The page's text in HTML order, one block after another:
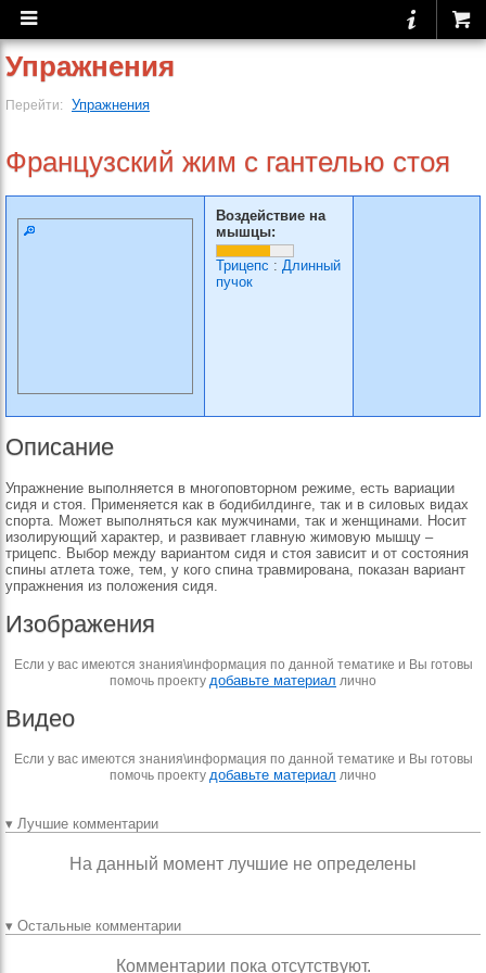
Упражнения
Перейти: Упражнения
Французский жим с гантелью стоя
Воздействие на
мышцы:
Трицепс : Длинный
пучок
Описание
Упражнение выполняется в многоповторном режиме, есть вариации
сидя и стоя. Применяется как в бодибилдинге, так и в силовых видах
спорта. Может выполняться как мужчинами, так и женщинами. Носит
изолирующий характер, и развивает главную жимовую мышцу –
трицепс. Выбор между вариантом сидя и стоя зависит и от состояния
спины атлета тоже, тем, у кого спина травмирована, показан вариант
упражнения из положения сидя.
Изображения
Если у вас имеются знания\информация по данной тематике и Вы готовы
помочь проекту добавьте материал лично
Видео
Если у вас имеются знания\информация по данной тематике и Вы готовы
помочь проекту добавьте материал лично
▾ Лучшие комментарии
На данный момент лучшие не определены
▾ Остальные комментарии
Комментарии пока отсутствуют.